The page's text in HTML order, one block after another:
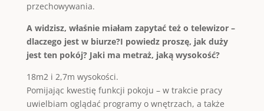
przechowywania.
A widzisz, właśnie miałam zapytać też o telewizor –
dlaczego jest w biurze?I powiedz proszę, jak duży
jest ten pokój? Jaki ma metraż, jaką wysokość?
18m2 i 2,7m wysokości.
Pomijając kwestię funkcji pokoju – w trakcie pracy
uwielbiam oglądać programy o wnętrzach, a także